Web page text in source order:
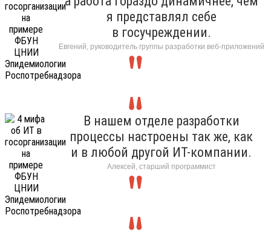
я представлял себе
в госучреждении.
Евгений, руководитель группы разработки веб-приложений
В нашем отделе разработки
процессы настроены так же, как
и в любой другой ИТ-компании.
Алексей, старший программист